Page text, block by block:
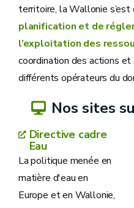
territoire, la Wallonie s’est
planification et de
l’exploitation des
coordination des actions
différents opérateurs du
Nos sites
Directive cadre
Eau
La politique menée en
matière d'eau en
Europe et en Wallonie,